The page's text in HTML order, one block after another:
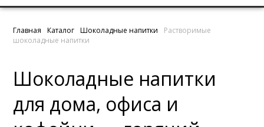
Главная Каталог Шоколадные напитки
Растворимые
шоколадные напитки
Шоколадные напитки
для дома, офиса и